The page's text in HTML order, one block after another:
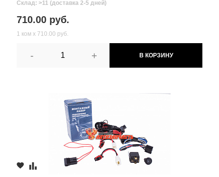
Склад: >11 (доставка 2-5 дней)
710.00 руб.
1 ком х 710.00 руб.
- + В КОРЗИНУ